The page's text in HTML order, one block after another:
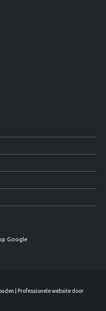
Google
| Professionele website door